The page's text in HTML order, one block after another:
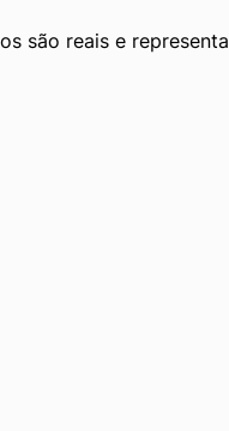
são reais e